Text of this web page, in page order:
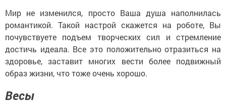
Мир не изменился, просто Ваша душа наполнилась
романтикой. Такой настрой скажется на роботе, Вы
почувствуете подъем творческих сил и стремление
достичь идеала. Все это положительно отразиться на
здоровье, заставит многих вести более подвижный
образ жизни, что тоже очень хорошо.
Весы